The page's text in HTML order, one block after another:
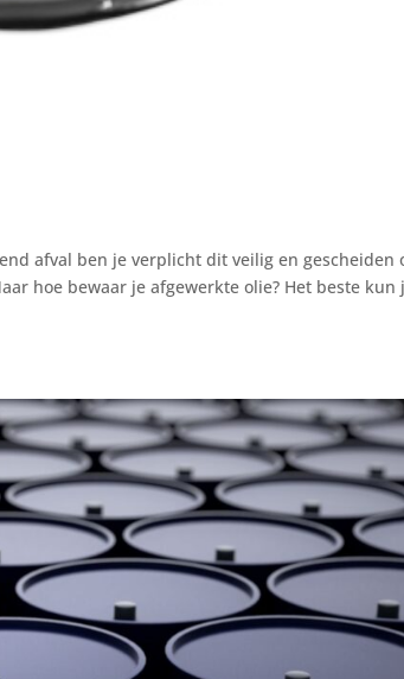
afval ben je verplicht dit veilig en gescheiden
hoe bewaar je afgewerkte olie? Het beste kun